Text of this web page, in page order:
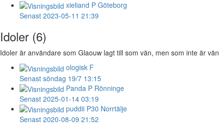
xieliand P Göteborg
Senast 2023-05-11 21:39
Idoler (6)
Idoler är användare som Glaouw lagt till som vän, men som inte är
ologisk F
Senast söndag 19/7 13:15
Panda P Rönninge
Senast 2025-01-14 03:19
puddii P30 Norrtälje
Senast 2020-08-09 21:52